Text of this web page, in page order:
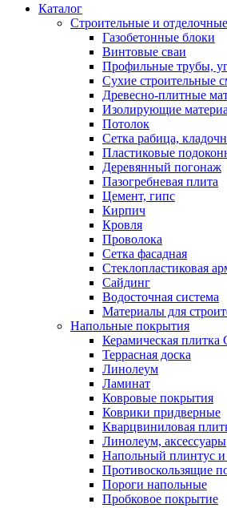
Каталог
Строительные и
Газобетонные блоки
Винтовые сваи
Профильные трубы,
Сухие строительные
Древесно-плитные
Изолирующие
Потолок
Сетка рабица,
Пластиковые
Деревянный погонаж
Пазогребневая плита
Цемент, гипс
Кирпич
Кровля
Проволока
Сетка фасадная
Стеклопластиковая
Сайдинг
Водосточная система
Материалы для
Напольные покрытия
Керамическая
Террасная доска
Линолеум
Ламинат
Ковровые покрытия
Коврики придверные
Кварцвиниловая
Линолеум, аксессуары
Напольный плинтус и
Противоскользящие
Пороги напольные
Пробковое покрытие